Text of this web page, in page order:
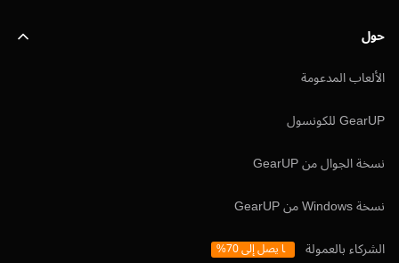
حول
الألعاب المدعومة
GearUP للكونسول
نسخة الجوال من GearUP
نسخة Windows من GearUP
الشركاء بالعمولة
ما يصل إلى 70%